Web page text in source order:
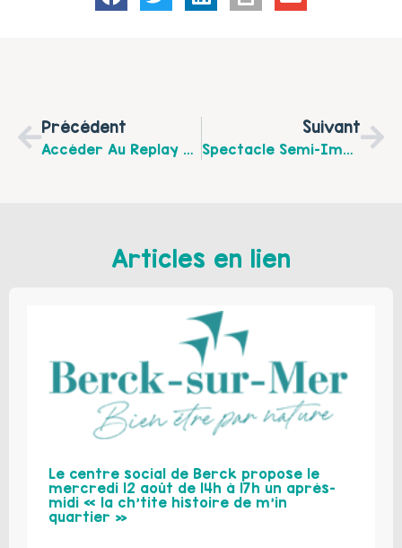
Précédent
Accéder Au Replay De « L’un Contre L’autre », Colloque Sur Les Violences Intrafamiliales Organisé À Courrières, Le 25 Novembre 2021
Suivant
Spectacle Semi-Improvisé « Les Écrans » Vendredi 13 Mai À 17 H 45 À Bully-Les-Mines, Proposé Par La Maison De Quartier Jean Macé
Articles en lien
Le centre social de Berck propose le
mercredi 12 août de 14h à 17h un après-
midi « la ch’tite histoire de m’in
quartier »